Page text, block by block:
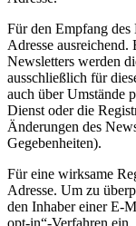
Für den Empfang
Adresse
Newsletters werden
ausschließlich für
auch über Umstände
Dienst oder die
Änderungen des
Gegebenheiten).
Für eine wirksame
Adresse. Um zu
den Inhaber einer E-